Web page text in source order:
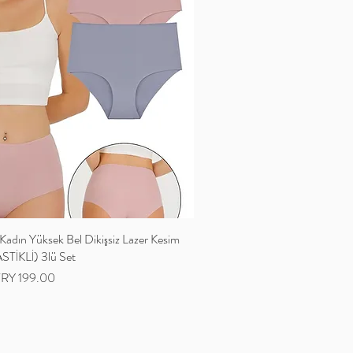
Yüksek Bel Dikişsiz Lazer Kesim
3lü Set
Price
199.00